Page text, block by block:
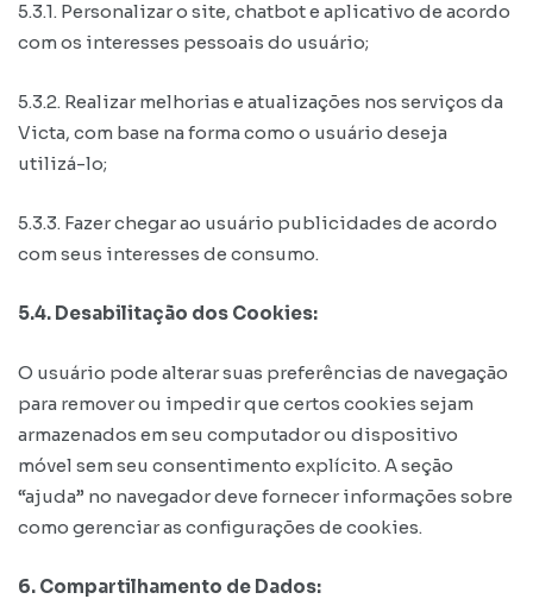
5.3.1. Personalizar o site, chatbot e aplicativo de acordo
com os interesses pessoais do usuário;
5.3.2. Realizar melhorias e atualizações nos serviços da
Victa, com base na forma como o usuário deseja
utilizá-lo;
5.3.3. Fazer chegar ao usuário publicidades de acordo
com seus interesses de consumo.
5.4. Desabilitação dos Cookies:
O usuário pode alterar suas preferências de navegação
para remover ou impedir que certos cookies sejam
armazenados em seu computador ou dispositivo
móvel sem seu consentimento explícito. A seção
“ajuda” no navegador deve fornecer informações sobre
como gerenciar as configurações de cookies.
6. Compartilhamento de Dados: